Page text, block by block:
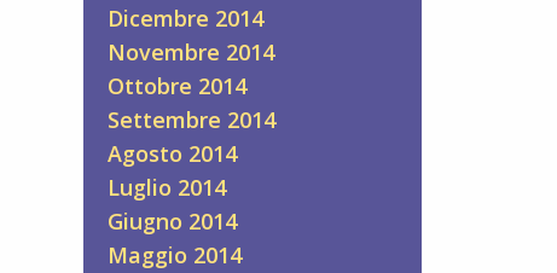
Dicembre 2014
Novembre 2014
Ottobre 2014
Settembre 2014
Agosto 2014
Luglio 2014
Giugno 2014
Maggio 2014